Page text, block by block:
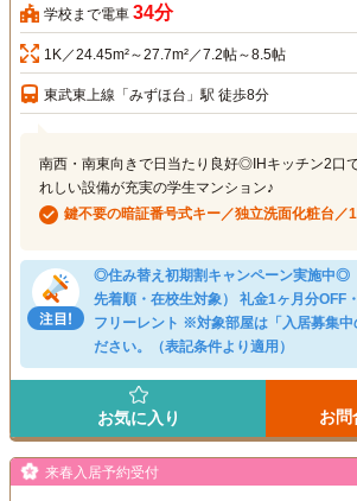
学校まで電車 34分
1K／24.45m²～27.7m²／7.2帖～8.5帖
東武東上線「みずほ台」駅 徒歩8分
南西・南東向きで日当たり良好◎IHキッチン2口
れしい設備が充実の学生マンション♪
鍵不要の暗証番号式キー／独立洗面化粧台／
◎住み替え初期割キャンペーン実施中◎
先着順・在校生対象） 礼金1ヶ月分OFF
フリーレント ※対象部屋は「入居募集中
ださい。（表記条件より適用）
お気に入り お問
来春入居予約受付